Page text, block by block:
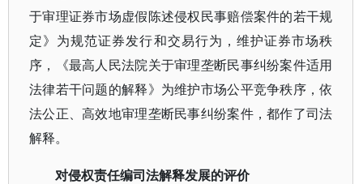
于审理证券市场虚假陈述侵权民事赔偿案件的若干规
定》为规范证券发行和交易行为，维护证券市场秩
序，《最高人民法院关于审理垄断民事纠纷案件适用
法律若干问题的解释》为维护市场公平竞争秩序，依
法公正、高效地审理垄断民事纠纷案件，都作了司法
解释。
对侵权责任编司法解释发展的评价